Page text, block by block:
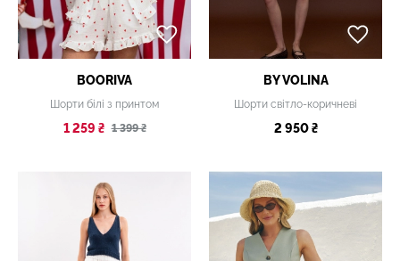
BOORIVA
Шорти білі з принтом
1 259 ₴ 1 399 ₴
BY VOLINA
Шорти світло-коричневі
2 950 ₴